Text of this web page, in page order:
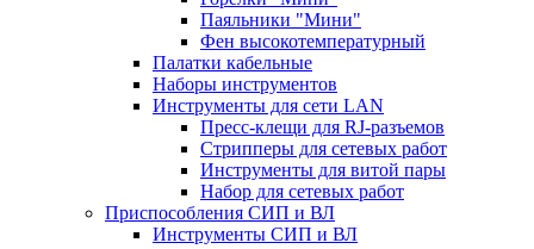
Паяльники "Мини"
Фен высокотемпературный
Палатки кабельные
Наборы инструментов
Инструменты для сети LAN
Пресс-клещи для RJ-разъемов
Стрипперы для сетевых работ
Инструменты для витой пары
Набор для сетевых работ
Приспособления СИП и ВЛ
Инструменты СИП и ВЛ